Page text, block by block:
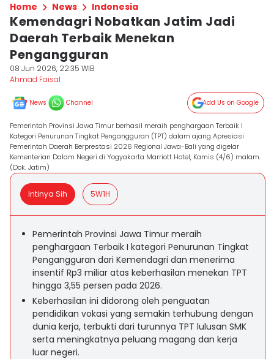
Home News Indonesia
Kemendagri Nobatkan Jatim Jadi
Daerah Terbaik Menekan
Pengangguran
08 Jun 2026, 22:35 WIB
Ahmad Faisal
News Channel Add Us on Google
Pemerintah Provinsi Jawa Timur berhasil meraih penghargaan Terbaik I
Kategori Penurunan Tingkat Pengangguran (TPT) dalam ajang Apresiasi
Pemerintah Daerah Berprestasi 2026 Regional Jawa-Bali yang digelar
Kementerian Dalam Negeri di Yogyakarta Marriott Hotel, Kamis (4/6) malam.
(Dok. Jatim)
Intinya Sih 5W1H
Pemerintah Provinsi Jawa Timur meraih
penghargaan Terbaik I kategori Penurunan Tingkat
Pengangguran dari Kemendagri dan menerima
insentif Rp3 miliar atas keberhasilan menekan TPT
hingga 3,55 persen pada 2026.
Keberhasilan ini didorong oleh penguatan
pendidikan vokasi yang semakin terhubung dengan
dunia kerja, terbukti dari turunnya TPT lulusan SMK
serta meningkatnya peluang magang dan kerja
luar negeri.